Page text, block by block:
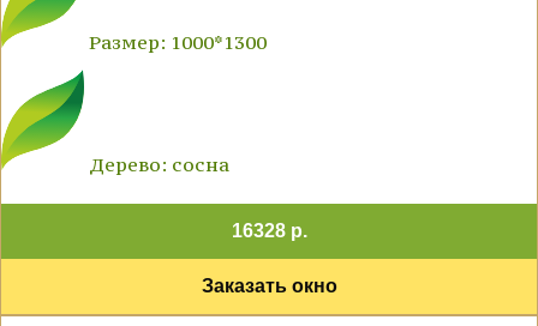
Размер: 1000*1300
Дерево: сосна
16328 р.
Заказать окно